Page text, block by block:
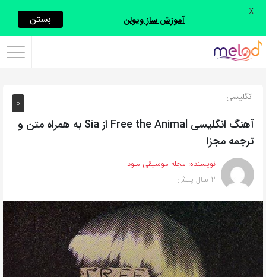
اشتراک
با
روش‌های
زیر
این
صفحه
را
با
دوستان
خود
به
0 انگلیسی
آهنگ انگلیسی Free the Animal از Sia به همراه متن و
ترجمه مجزا
نویسنده: مجله موسیقی ملود
2 سال پیش
آموزش ساز ویولن بستن X